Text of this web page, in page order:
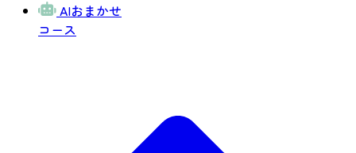
AIおまかせ
コース